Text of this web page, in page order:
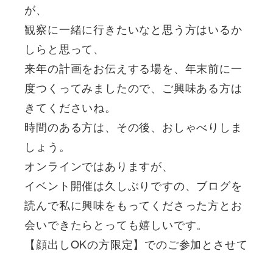
が、
観察に一緒に行きたいなと思う方はいるか
しらと思って、
来年の計画をお伝えする場を、年末前に一
度つくってみましたので、ご興味ある方は
きてくださいね。
時間のある方は、その後、おしゃべりしま
しょう。
オンラインではありますが、
イベント開催は久しぶりですの、ブログを
読んで私に興味をもってくださった方とお
会いできたらとっても嬉しいです。
【顔出しOKの方限定】でのご参加とさせて